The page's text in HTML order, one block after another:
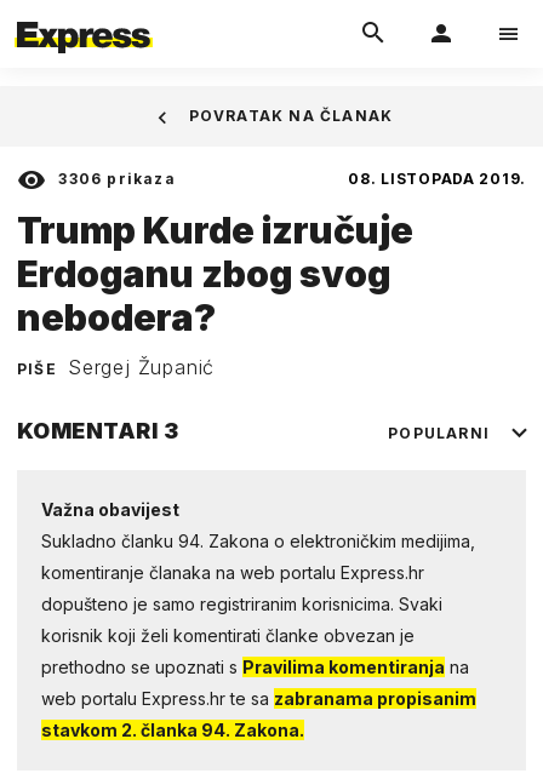
3306 prikaza 08. LISTOPADA 2019.
Trump Kurde izručuje
Erdoganu zbog svog
nebodera?
PIŠE Sergej Županić
POVRATAK NA ČLANAK
KOMENTARI 3 POPULARNI
Važna obavijest
Sukladno članku 94. Zakona o elektroničkim medijima,
komentiranje članaka na web portalu Express.hr
dopušteno je samo registriranim korisnicima. Svaki
korisnik koji želi komentirati članke obvezan je
prethodno se upoznati s Pravilima komentiranja na
web portalu Express.hr te sa zabranama propisanim
stavkom 2. članka 94. Zakona.